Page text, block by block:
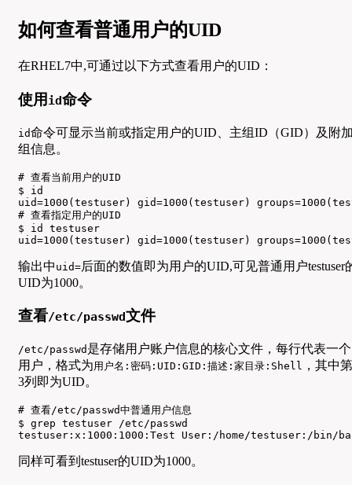
如何查看普通用户的UID
在RHEL7中,可通过以下方式查看用户的UID：
使用 id命令
id命令可显示当前或指定用户的UID、主组ID（GID）及附
组信息。
# 查看当前用户的UID
$ id
uid=1000(testuser) gid=1000(testuser)
# 查看指定用户的UID
$ id testuser
uid=1000(testuser) gid=1000(testuser)
输出中 uid=后面的数值即为用户的UID,可见普通用户testuser
UID为1000。
查看/etc/passwd文件
/etc/passwd 是存储用户账户信息的核心文件，每行代表一个
用户，格式为用户名:密码:UID:GID:描述:家目录:Shell
，其中第
3列即为UID。
# 查看/etc/passwd中普通用户信息
$ grep testuser /etc/passwd
testuser:x:1000:1000:Test User:/home/testuser:/bin/
同样可看到testuser的UID为1000。